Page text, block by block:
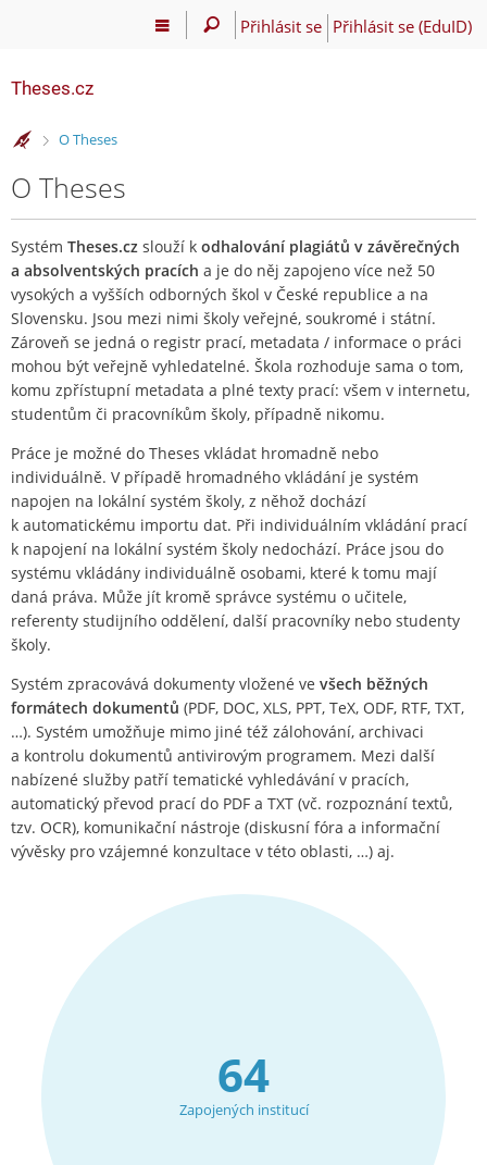
Přihlásit se Přihlásit se (EduID)
Theses.cz
>
O Theses
O Theses
Systém Theses.cz slouží k odhalování plagiátů v závěrečných
a absolventských pracích a je do něj zapojeno více než 50
vysokých a vyšších odborných škol v České republice a na
Slovensku. Jsou mezi nimi školy veřejné, soukromé i státní.
Zároveň se jedná o registr prací, metadata / informace o práci
mohou být veřejně vyhledatelné. Škola rozhoduje sama o tom,
komu zpřístupní metadata a plné texty prací: všem v internetu,
studentům či pracovníkům školy, případně nikomu.
Práce je možné do Theses vkládat hromadně nebo
individuálně. V případě hromadného vkládání je systém
napojen na lokální systém školy, z něhož dochází
k automatickému importu dat. Při individuálním vkládání prací
k napojení na lokální systém školy nedochází. Práce jsou do
systému vkládány individuálně osobami, které k tomu mají
daná práva. Může jít kromě správce systému o učitele,
referenty studijního oddělení, další pracovníky nebo studenty
školy.
Systém zpracovává dokumenty vložené ve všech běžných
formátech dokumentů (PDF, DOC, XLS, PPT, TeX, ODF, RTF, TXT,
…). Systém umožňuje mimo jiné též zálohování, archivaci
a kontrolu dokumentů antivirovým programem. Mezi další
nabízené služby patří tematické vyhledávání v pracích,
automatický převod prací do PDF a TXT (vč. rozpoznání textů,
tzv. OCR), komunikační nástroje (diskusní fóra a informační
vývěsky pro vzájemné konzultace v této oblasti, …) aj.
64
Zapojených institucí